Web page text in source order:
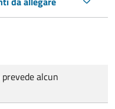
alcun